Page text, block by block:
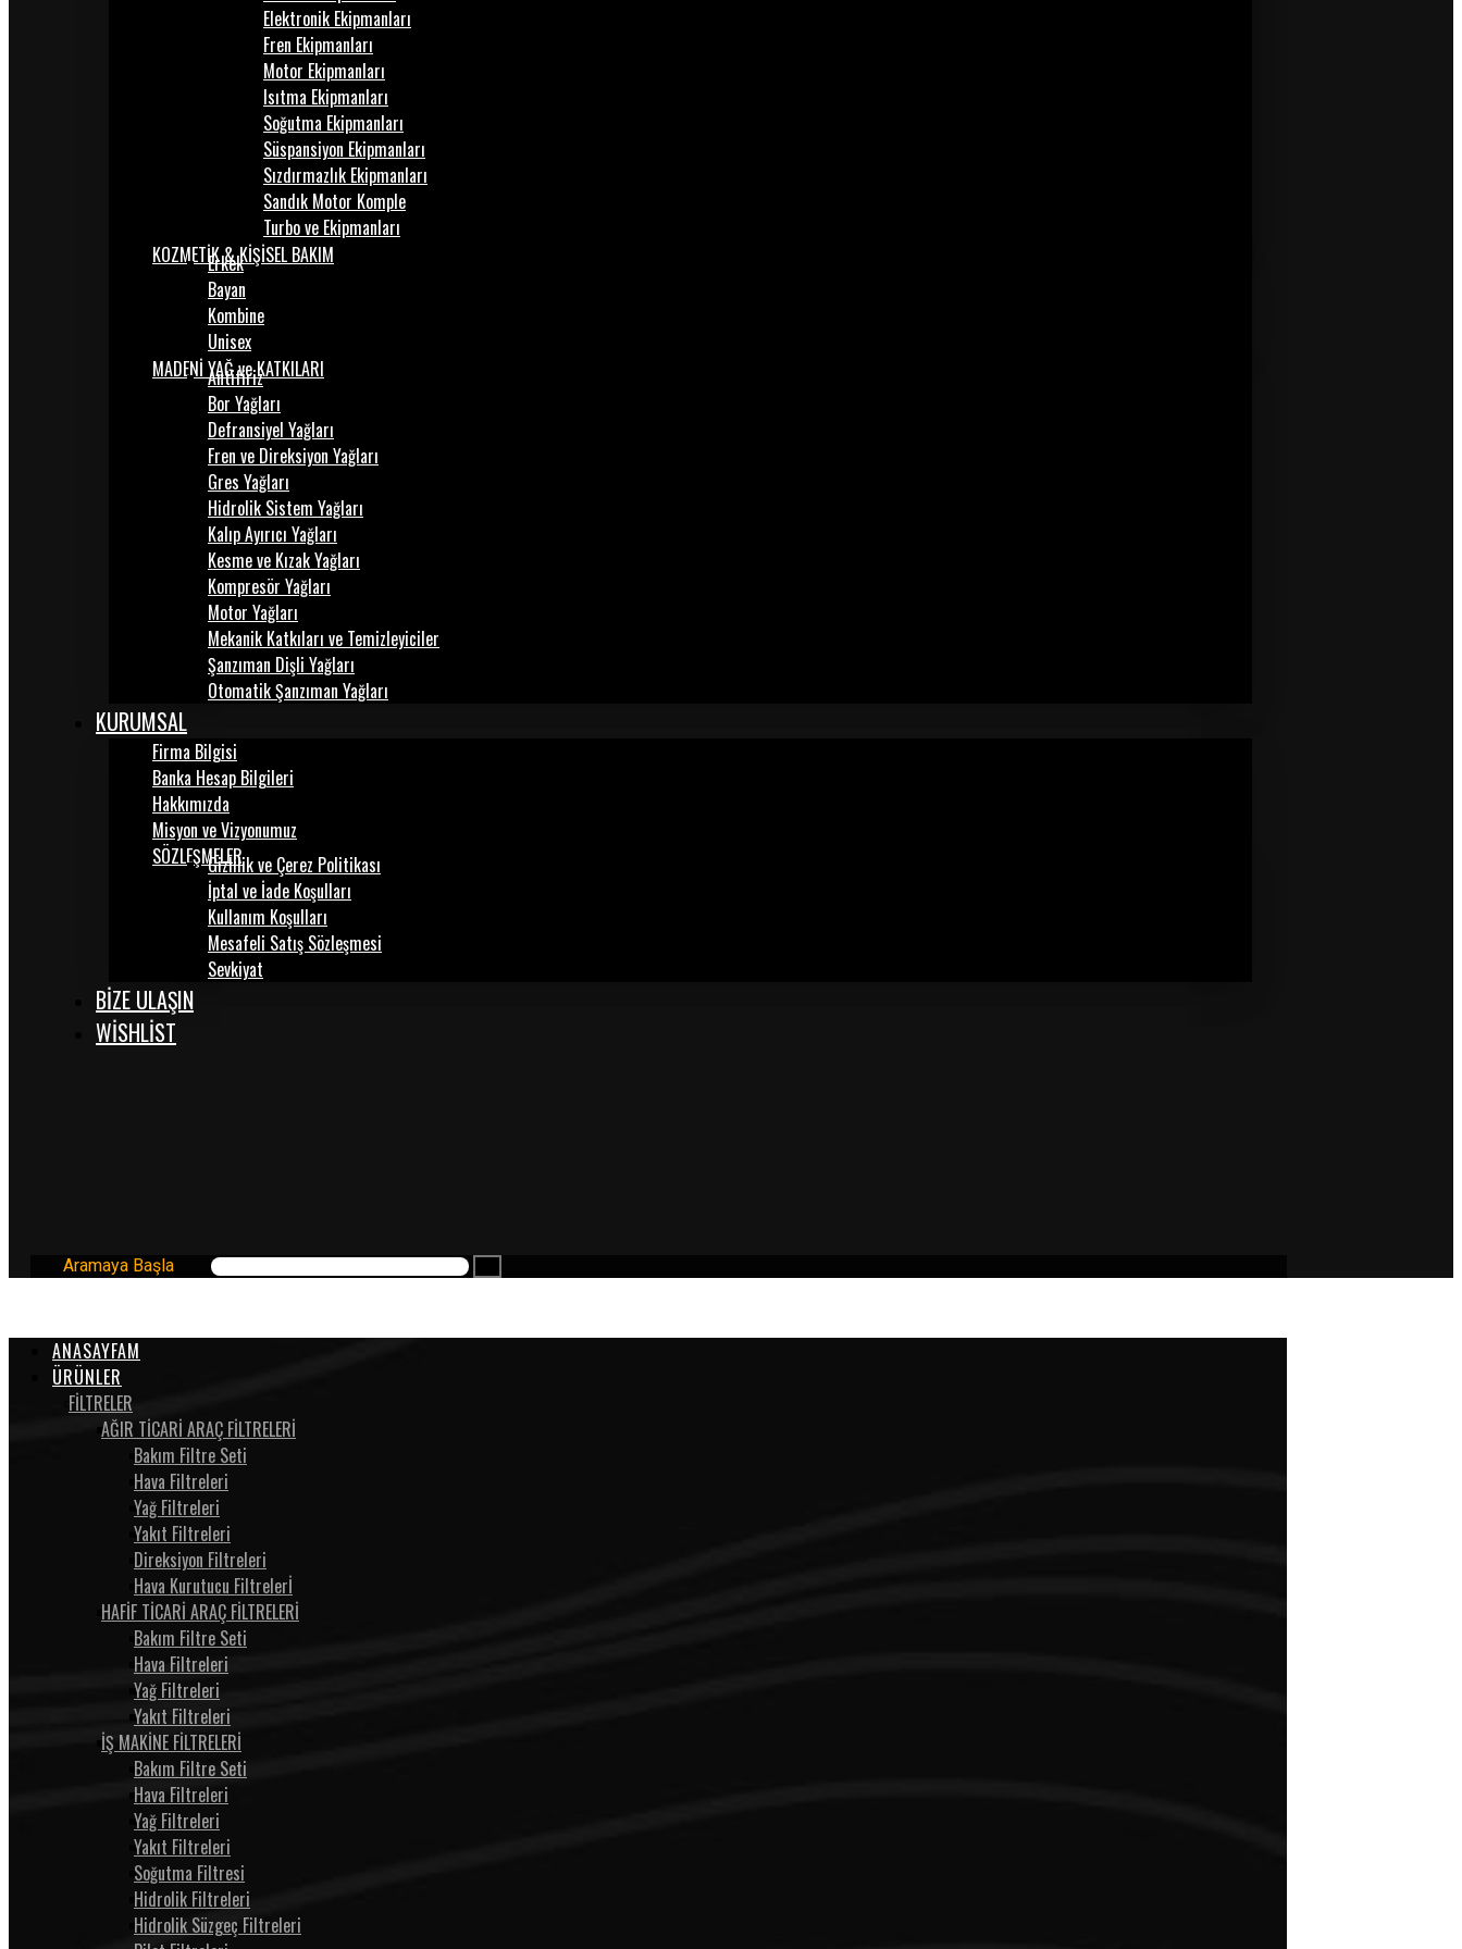
Elektronik Ekipmanları
Fren Ekipmanları
Motor Ekipmanları
Isıtma Ekipmanları
Soğutma Ekipmanları
Süspansiyon Ekipmanları
Sızdırmazlık Ekipmanları
Sandık Motor Komple
Turbo ve Ekipmanları
KOZMETİK & KİŞİSEL BAKIM
Erkek
Bayan
Kombine
Unisex
MADENİ YAĞ ve KATKILARI
Antifiriz
Bor Yağları
Defransiyel Yağları
Fren ve Direksiyon Yağları
Gres Yağları
Hidrolik Sistem Yağları
Kalıp Ayırıcı Yağları
Kesme ve Kızak Yağları
Kompresör Yağları
Motor Yağları
Mekanik Katkıları ve Temizleyiciler
Şanzıman Dişli Yağları
Otomatik Şanzıman Yağları
KURUMSAL
Firma Bilgisi
Banka Hesap Bilgileri
Hakkımızda
Misyon ve Vizyonumuz
SÖZLEŞMELERGizlilik ve Çerez Politikası
İptal ve İade Koşulları
Kullanım Koşulları
Mesafeli Satış Sözleşmesi
Sevkiyat
BİZE ULAŞIN
WISHLIST
Aramaya Başla
ANASAYFAM
ÜRÜNLER
FİLTRELER
AĞIR TİCARİ ARAÇ FİLTRELERİ
Bakım Filtre Seti
Hava Filtreleri
Yağ Filtreleri
Yakıt Filtreleri
Direksiyon Filtreleri
Hava Kurutucu Filtrelerİ
HAFİF TİCARİ ARAÇ FİLTRELERİ
Bakım Filtre Seti
Hava Filtreleri
Yağ Filtreleri
Yakıt Filtreleri
İŞ MAKİNE FİLTRELERİ
Bakım Filtre Seti
Hava Filtreleri
Yağ Filtreleri
Yakıt Filtreleri
Soğutma Filtresi
Hidrolik Filtreleri
Hidrolik Süzgeç Filtreleri